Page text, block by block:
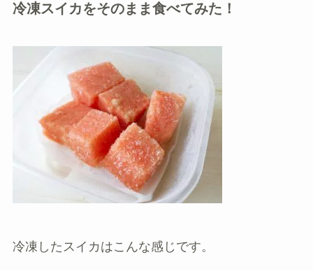
冷凍スイカをそのまま食べてみた！
冷凍したスイカはこんな感じです。